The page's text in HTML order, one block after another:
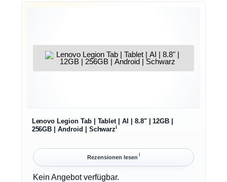
Lenovo Legion Tab | Tablet | AI | 8.8" | 12GB |
256GB | Android | Schwarzℹ︎
Rezensionen lesen ℹ︎
Kein Angebot verfügbar.